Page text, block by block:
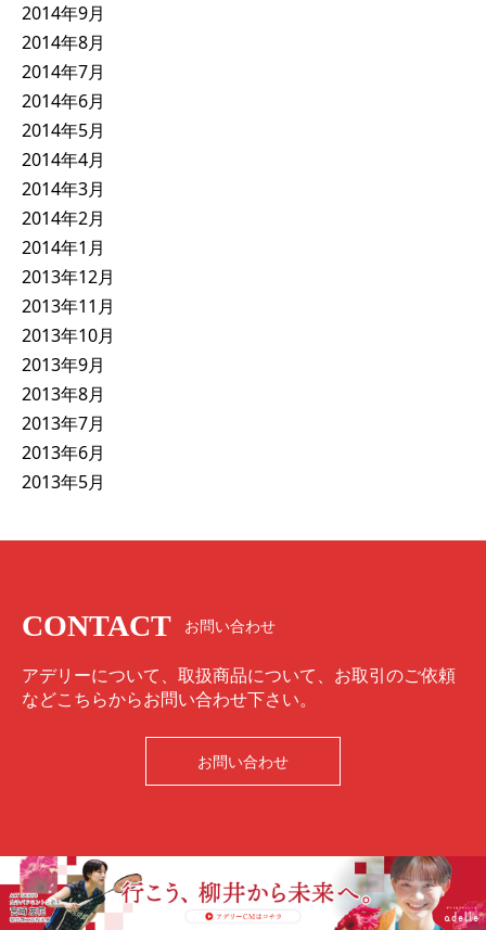
2014年9月
2014年8月
2014年7月
2014年6月
2014年5月
2014年4月
2014年3月
2014年2月
2014年1月
2013年12月
2013年11月
2013年10月
2013年9月
2013年8月
2013年7月
2013年6月
2013年5月
CONTACT お問い合わせ
アデリーについて、取扱商品について、お取引のご依頼
などこちらからお問い合わせ下さい。
お問い合わせ